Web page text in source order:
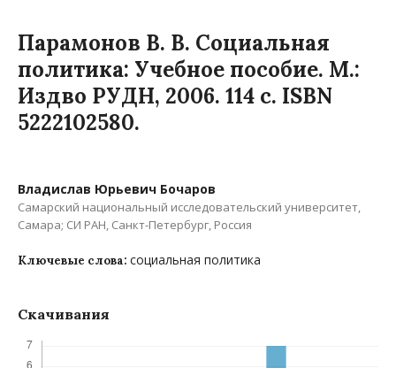
Парамонов В. В. Социальная
политика: Учебное пособие. М.:
Издво РУДН, 2006. 114 с. ISBN
5222102580.
Владислав Юрьевич Бочаров
Самарский национальный исследовательский университет,
Самара; СИ РАН, Санкт-Петербург, Россия
Ключевые слова: социальная политика
Скачивания